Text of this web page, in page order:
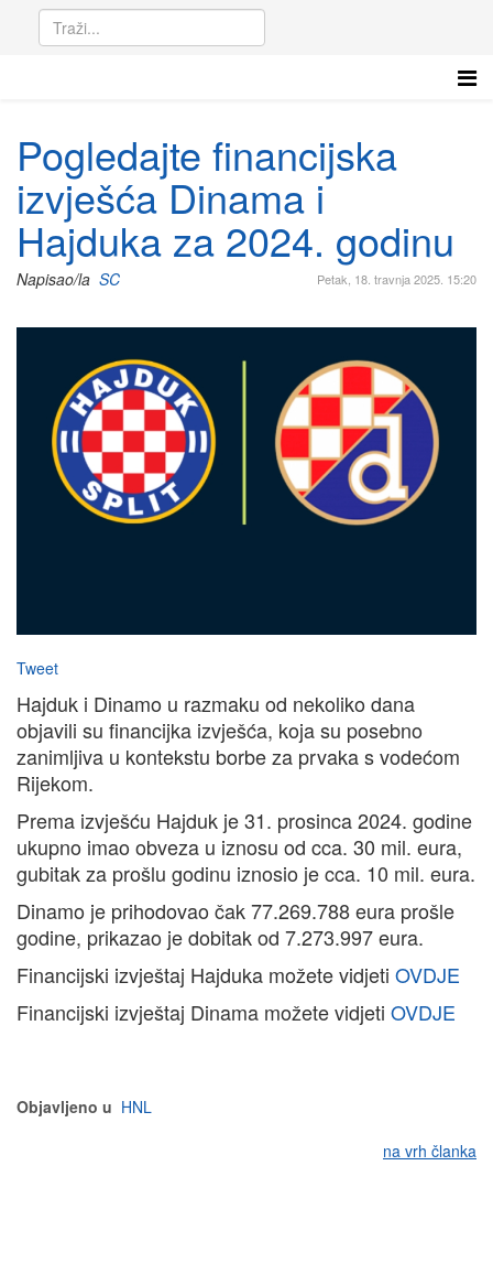
Pogledajte financijska
izvješća Dinama i
Hajduka za 2024. godinu
Petak, 18. travnja 2025. 15:20
Napisao/la SC
Tweet
Hajduk i Dinamo u razmaku od nekoliko dana
objavili su financijka izvješća, koja su posebno
zanimljiva u kontekstu borbe za prvaka s vodećom
Rijekom.
Prema izvješću Hajduk je 31. prosinca 2024. godine
ukupno imao obveza u iznosu od cca. 30 mil. eura,
gubitak za prošlu godinu iznosio je cca. 10 mil. eura.
Dinamo je prihodovao čak 77.269.788 eura prošle
godine, prikazao je dobitak od 7.273.997 eura.
Financijski izvještaj Hajduka možete vidjeti OVDJE
Financijski izvještaj Dinama možete vidjeti OVDJE
Objavljeno u HNL
na vrh članka